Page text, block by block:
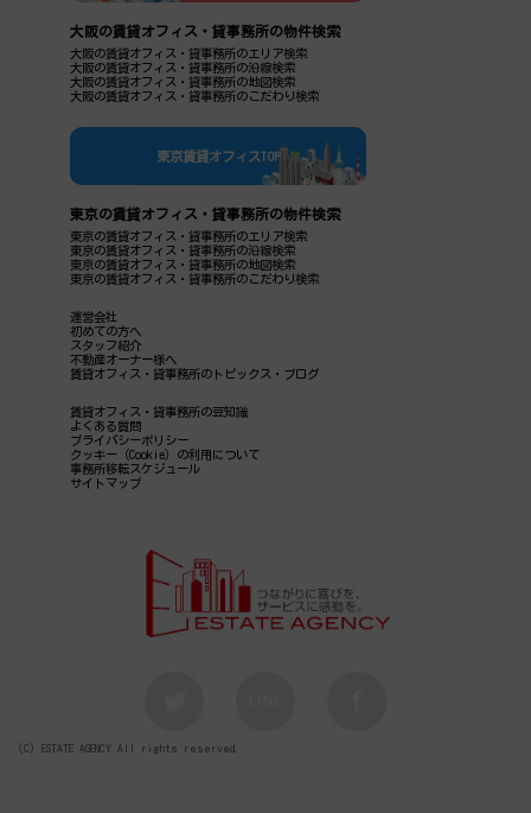
大阪の賃貸オフィス・貸事務所の物件検索
大阪の賃貸オフィス・貸事務所のエリア検索
大阪の賃貸オフィス・貸事務所の沿線検索
大阪の賃貸オフィス・貸事務所の地図検索
大阪の賃貸オフィス・貸事務所のこだわり検索
東京賃貸オフィスTOP
東京の賃貸オフィス・貸事務所の物件検索
東京の賃貸オフィス・貸事務所のエリア検索
東京の賃貸オフィス・貸事務所の沿線検索
東京の賃貸オフィス・貸事務所の地図検索
東京の賃貸オフィス・貸事務所のこだわり検索
運営会社
初めての方へ
スタッフ紹介
不動産オーナー様へ
賃貸オフィス・貸事務所のトピックス・ブログ
賃貸オフィス・貸事務所の豆知識
よくある質問
プライバシーポリシー
クッキー（Cookie）の利用について
事務所移転スケジュール
サイトマップ
（C）ESTATE AGENCY All rights reserved.